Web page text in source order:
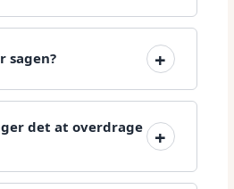
sagen?
det at overdrage